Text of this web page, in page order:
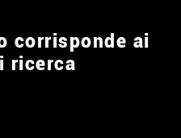
corrisponde ai
ricerca